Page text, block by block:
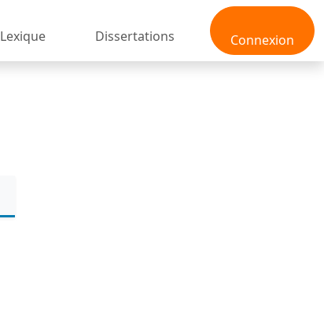
Connexion
Lexique Dissertations